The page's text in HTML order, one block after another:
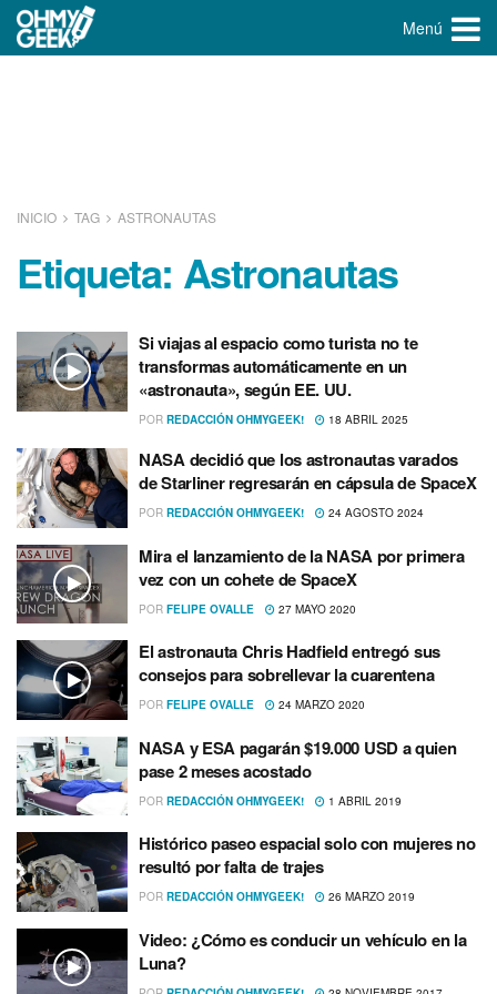
Menú
INICIO TAG ASTRONAUTAS
Etiqueta: Astronautas
Si viajas al espacio como turista no te
transformas automáticamente en un
«astronauta», según EE. UU.
POR REDACCIÓN OHMYGEEK! 18 ABRIL 2025
NASA decidió que los astronautas varados
de Starliner regresarán en cápsula de SpaceX
POR REDACCIÓN OHMYGEEK! 24 AGOSTO 2024
Mira el lanzamiento de la NASA por primera
vez con un cohete de SpaceX
POR FELIPE OVALLE 27 MAYO 2020
El astronauta Chris Hadfield entregó sus
consejos para sobrellevar la cuarentena
POR FELIPE OVALLE 24 MARZO 2020
NASA y ESA pagarán $19.000 USD a quien
pase 2 meses acostado
POR REDACCIÓN OHMYGEEK! 1 ABRIL 2019
Histórico paseo espacial solo con mujeres no
resultó por falta de trajes
POR REDACCIÓN OHMYGEEK! 26 MARZO 2019
Video: ¿Cómo es conducir un vehí­culo en la
Luna?